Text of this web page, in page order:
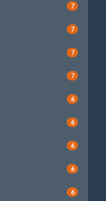
7
7
7
7
6
6
6
6
6